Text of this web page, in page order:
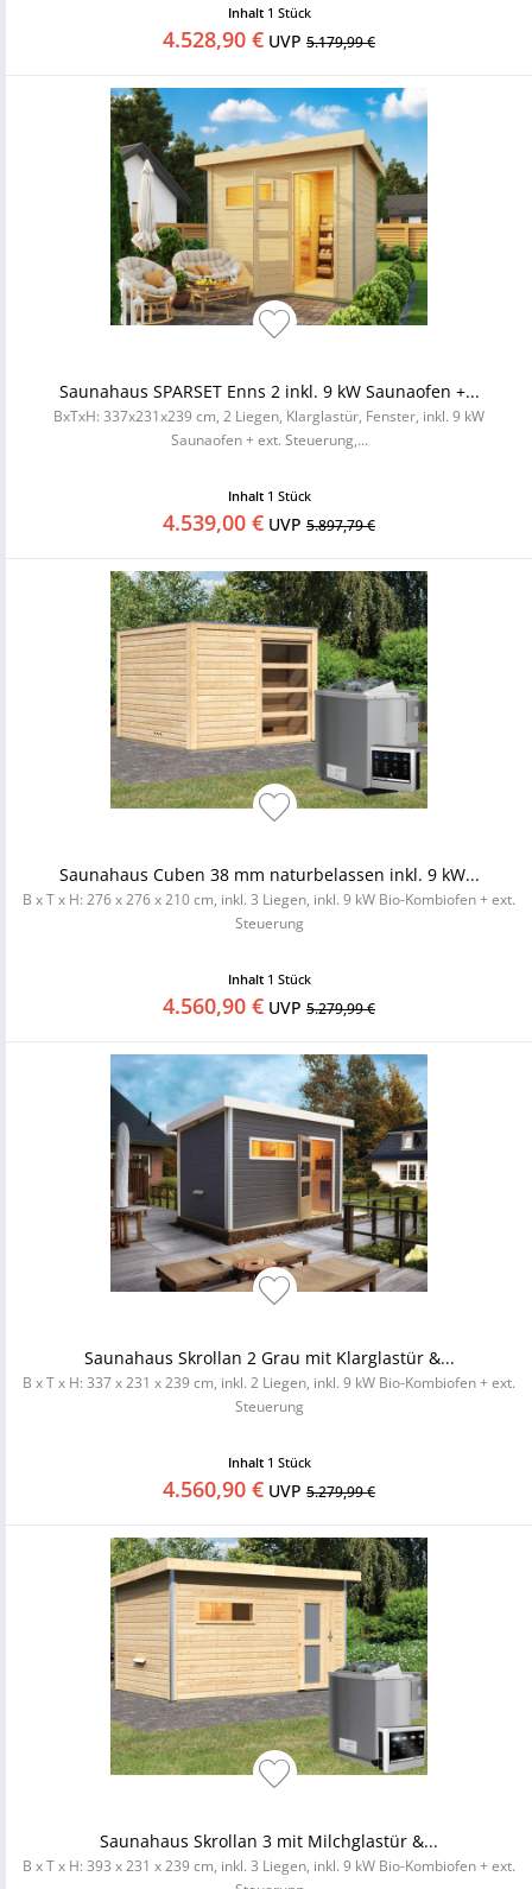
Inhalt 1 Stück
4.528,90 € UVP 5.179,99 €
Saunahaus SPARSET Enns 2 inkl. 9 kW Saunaofen +...
BxTxH: 337x231x239 cm, 2 Liegen, Klarglastür, Fenster, inkl. 9 kW
Saunaofen + ext. Steuerung,...
Inhalt 1 Stück
4.539,00 € UVP 5.897,79 €
Saunahaus Cuben 38 mm naturbelassen inkl. 9 kW...
B x T x H: 276 x 276 x 210 cm, inkl. 3 Liegen, inkl. 9 kW Bio-Kombiofen + ext.
Steuerung
Inhalt 1 Stück
4.560,90 € UVP 5.279,99 €
Saunahaus Skrollan 2 Grau mit Klarglastür &...
B x T x H: 337 x 231 x 239 cm, inkl. 2 Liegen, inkl. 9 kW Bio-Kombiofen + ext.
Steuerung
Inhalt 1 Stück
4.560,90 € UVP 5.279,99 €
Saunahaus Skrollan 3 mit Milchglastür &...
B x T x H: 393 x 231 x 239 cm, inkl. 3 Liegen, inkl. 9 kW Bio-Kombiofen + ext.